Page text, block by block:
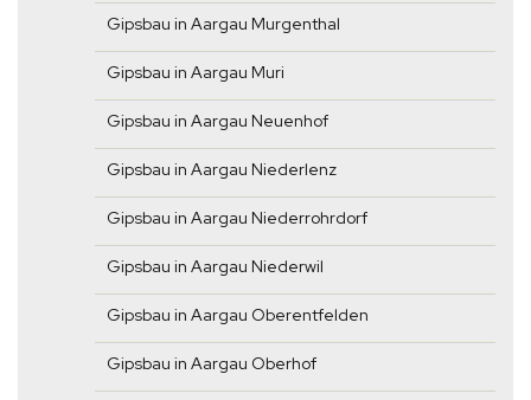
Gipsbau in Aargau Murgenthal
Gipsbau in Aargau Muri
Gipsbau in Aargau Neuenhof
Gipsbau in Aargau Niederlenz
Gipsbau in Aargau Niederrohrdorf
Gipsbau in Aargau Niederwil
Gipsbau in Aargau Oberentfelden
Gipsbau in Aargau Oberhof